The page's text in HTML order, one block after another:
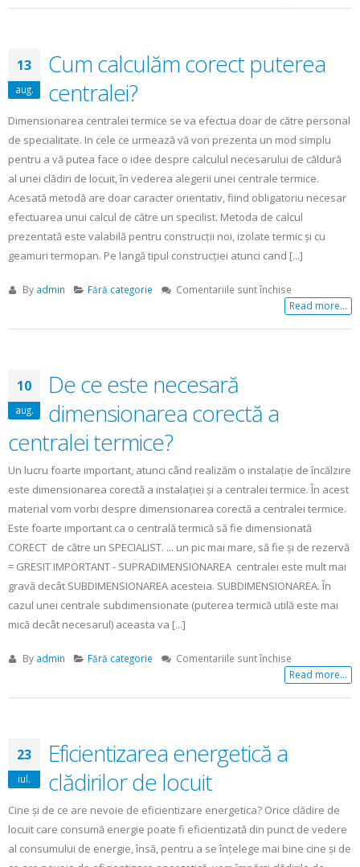
pe
bricheți
13
aug.
Cum calculăm corect puterea
centralei?
Dimensionarea centralei termice se va efectua doar de către personal
de specialitate. In cele ce urmează vă von prezenta un mod simplu
pentru a vă putea face o idee despre calculul necesarului de căldură
al unei clădiri de locuit, în vederea alegerii unei centrale termice.
Acesată metodă are doar caracter orientativ, fiind obligatoriu necesar
efectuarea unui calcul de către un specilist. Metoda de calcul
prezentată este valabilă pentru construcții noi, izolate termic și cu
geamuri termopan. Pe langă tipul construcției atunci cand [...]
By admin Fără categorie Comentariile sunt închise
Cum
Read more...
10
aug.
De ce este necesară
dimensionarea corectă a
centralei termice?
Un lucru foarte important, atunci când realizăm o instalație de încălzire
este dimensionarea corectă a instalației și a centralei termice. În acest
material vom vorbi despre dimensionarea corectă a centralei termice.
Este foarte important ca o centrală termică să fie dimensionată
CORECT de către un SPECIALIST. ... un pic mai mare, să fie și de rezervă
= GRESIT IMPORTANT - SUPRADIMENSIONAREA centralei este mult mai
gravă decât SUBDIMENSIONAREA acesteia. SUBDIMENSIONAREA. În
cazul unei centrale subdimensionate (puterea termică utilă este mai
mică decât necesarul) aceasta va [...]
By admin Fără categorie Comentariile sunt închise
De
Read more...
23
iul.
Eficientizarea energetică a
clădirilor de locuit
Cine și de ce are nevoie de eficientizare energetica? Orice clădire de
locuit care consumă energie poate fi eficientizată din punct de vedere
al consumului de energie, însă, pentru a se înțelege mai bine cine și de